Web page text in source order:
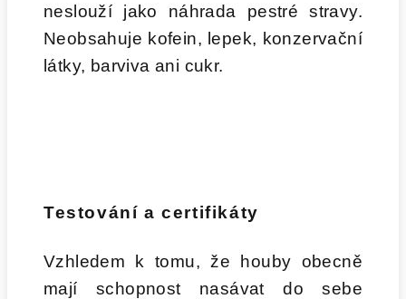
neslouží jako náhrada pestré stravy.
Neobsahuje kofein, lepek, konzervační
látky, barviva ani cukr.
Testování acertifikáty
Vzhledem k tomu, že houby obecně
mají schopnost nasávat do sebe